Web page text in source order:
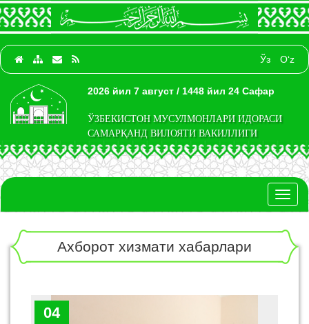
Ўз O‘z
2026 йил 7 август / 1448 йил 24 Сафар
ЎЗБЕКИСТОН МУСУЛМОНЛАРИ ИДОРАСИ
САМАРҚАНД ВИЛОЯТИ ВАКИЛЛИГИ
Ахборот хизмати хабарлари
04